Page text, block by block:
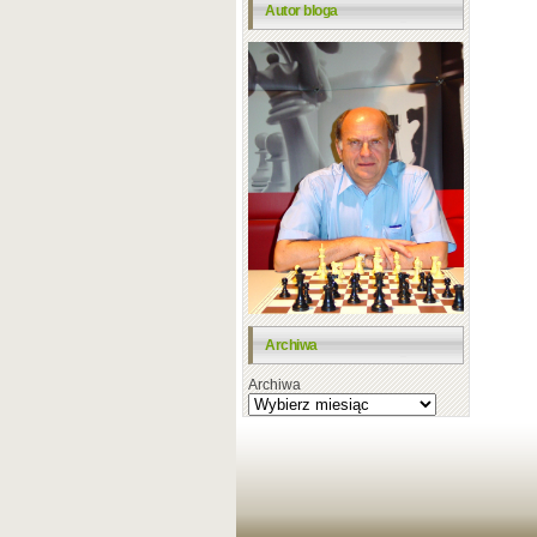
Autor bloga
Archiwa
Archiwa